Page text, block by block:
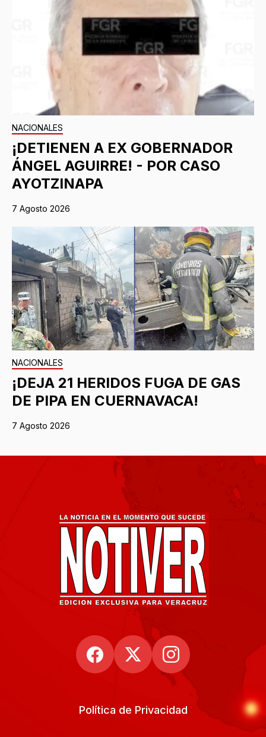
NACIONALES
¡DETIENEN A EX GOBERNADOR
ÁNGEL AGUIRRE! - POR CASO
AYOTZINAPA
7 Agosto 2026
NACIONALES
¡DEJA 21 HERIDOS FUGA DE GAS
DE PIPA EN CUERNAVACA!
7 Agosto 2026
Política de Privacidad